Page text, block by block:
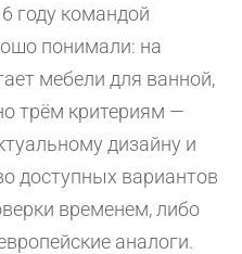
году командой
понимали: на
мебели для ванной,
трём критериям —
дизайну и
доступных вариантов
временем, либо
аналоги.